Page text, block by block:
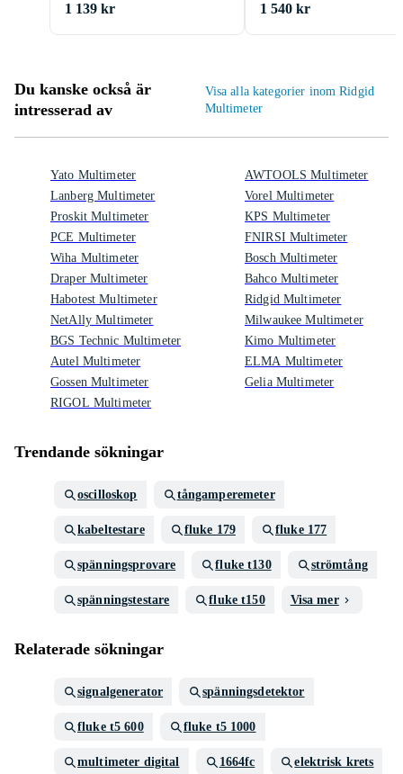
1 139 kr 1 540 kr
Du kanske också är
intresserad av
Visa alla kategorier inom Ridgid
Multimeter
Yato Multimeter
Lanberg Multimeter
Proskit Multimeter
PCE Multimeter
Wiha Multimeter
Draper Multimeter
Habotest Multimeter
NetAlly Multimeter
BGS Technic Multimeter
Autel Multimeter
Gossen Multimeter
RIGOL Multimeter
AWTOOLS Multimeter
Vorel Multimeter
KPS Multimeter
FNIRSI Multimeter
Bosch Multimeter
Bahco Multimeter
Ridgid Multimeter
Milwaukee Multimeter
Kimo Multimeter
ELMA Multimeter
Gelia Multimeter
Trendande sökningar
oscilloskop tångamperemeter
kabeltestare fluke 179 fluke 177
spänningsprovare fluke t130 strömtång
spänningstestare fluke t150 Visa mer
Relaterade sökningar
signalgenerator spänningsdetektor
fluke t5 600 fluke t5 1000
multimeter digital 1664fc elektrisk krets